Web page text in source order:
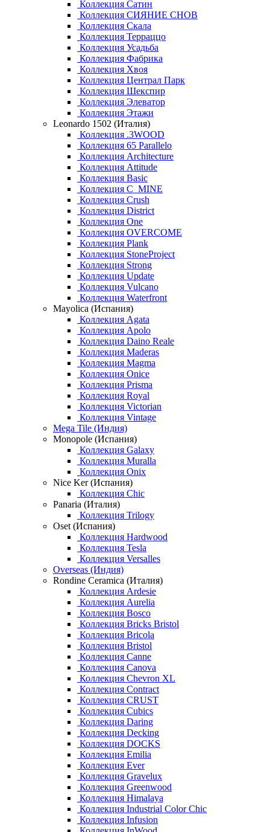
Коллекция Сатин
Коллекция СИЯНИЕ СНОВ
Коллекция Скала
Коллекция Терраццо
Коллекция Усадьба
Коллекция Фабрика
Коллекция Хвоя
Коллекция Централ Парк
Коллекция Шекспир
Коллекция Элеватор
Коллекция Этажи
Leonardo 1502 (Италия)
Коллекция .3WOOD
Коллекция 65 Parallelo
Коллекция Architecture
Коллекция Attitude
Коллекция Basic
Коллекция C_MINE
Коллекция Crush
Коллекция District
Коллекция One
Коллекция OVERCOME
Коллекция Plank
Коллекция StoneProject
Коллекция Strong
Коллекция Update
Коллекция Vulcano
Коллекция Waterfront
Mayolica (Испания)
Коллекция Agata
Коллекция Apolo
Коллекция Daino Reale
Коллекция Maderas
Коллекция Magma
Коллекция Onice
Коллекция Prisma
Коллекция Royal
Коллекция Victorian
Коллекция Vintage
Mega Tile (Индия)
Monopole (Испания)
Коллекция Galaxy
Коллекция Muralla
Коллекция Onix
Nice Ker (Испания)
Коллекция Chic
Panaria (Италия)
Коллекция Trilogy
Oset (Испания)
Коллекция Hardwood
Коллекция Tesla
Коллекция Versalles
Overseas (Индия)
Rondine Ceramica (Италия)
Коллекция Ardesie
Коллекция Aurelia
Коллекция Bosco
Коллекция Bricks Bristol
Коллекция Bricola
Коллекция Bristol
Коллекция Canne
Коллекция Canova
Коллекция Chevron XL
Коллекция Contract
Коллекция CRUST
Коллекция Cubics
Коллекция Daring
Коллекция Decking
Коллекция DOCKS
Коллекция Emilia
Коллекция Ever
Коллекция Gravelux
Коллекция Greenwood
Коллекция Himalaya
Коллекция Industrial Color Chic
Коллекция Infusion